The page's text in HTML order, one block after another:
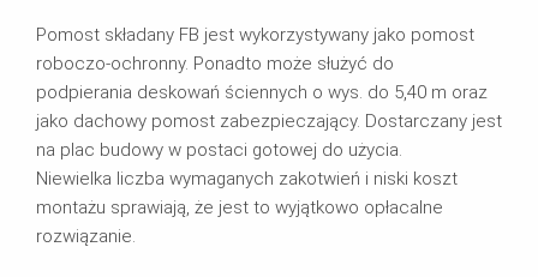
Pomost składany FB jest wykorzystywany jako pomost
roboczo-ochronny. Ponadto może służyć do
podpierania deskowań ściennych o wys. do 5,40 m oraz
jako dachowy pomost zabezpieczający. Dostarczany jest
na plac budowy w postaci gotowej do użycia.
Niewielka liczba wymaganych zakotwień i niski koszt
montażu sprawiają, że jest to wyjątkowo opłacalne
rozwiązanie.